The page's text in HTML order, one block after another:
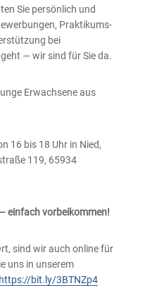
Sie persönlich und
Praktikums-
bei
— wir sind für Sie da.
Erwachsene aus
16 bis 18 Uhr in Nied,
119, 65934
einfach vorbeikommen!
sind wir auch online für
uns in unserem
bit.ly/3BTNZp4